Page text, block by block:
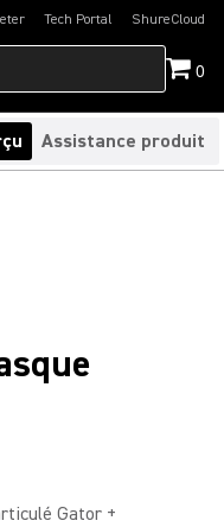
Tech Portal
(Opens in a new tab)ShureCloud
(Opens in a new
0
Assistance produit
Gator +